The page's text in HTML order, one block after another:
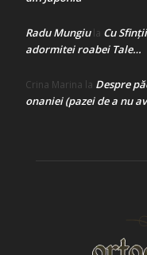
Radu Mungiula Cu
adormitei roabei Tale…
Crina Marina la Despre
onaniei (pazei de a nu